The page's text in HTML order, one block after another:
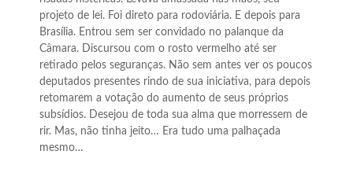
projeto de lei. Foi direto para rodoviária. E depois para
Brasília. Entrou sem ser convidado no palanque da
Câmara. Discursou com o rosto vermelho até ser
retirado pelos seguranças. Não sem antes ver os poucos
deputados presentes rindo de sua iniciativa, para depois
retomarem a votação do aumento de seus próprios
subsídios. Desejou de toda sua alma que morressem de
rir. Mas, não tinha jeito… Era tudo uma palhaçada
mesmo…